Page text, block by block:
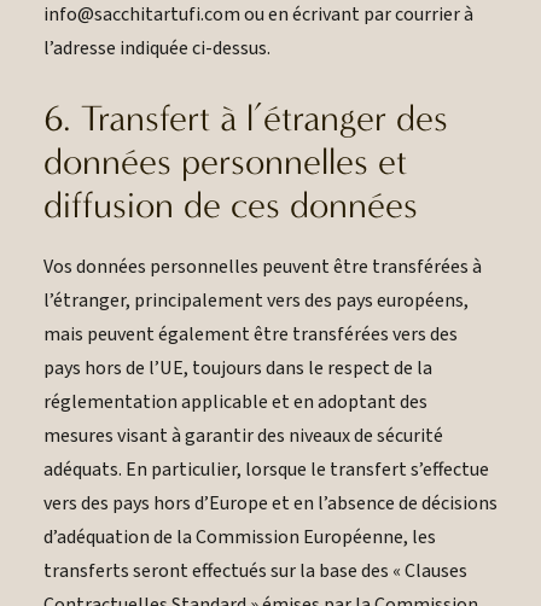
info@sacchitartufi.com ou en écrivant par courrier à
l’adresse indiquée ci-dessus.
6. Transfert à l’étranger des
données personnelles et
diffusion de ces données
Vos données personnelles peuvent être transférées à
l’étranger, principalement vers des pays européens,
mais peuvent également être transférées vers des
pays hors de l’UE, toujours dans le respect de la
réglementation applicable et en adoptant des
mesures visant à garantir des niveaux de sécurité
adéquats. En particulier, lorsque le transfert s’effectue
vers des pays hors d’Europe et en l’absence de décisions
d’adéquation de la Commission Européenne, les
transferts seront effectués sur la base des « Clauses